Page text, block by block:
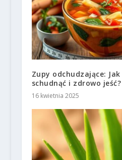
Zupy odchudzające:
schudnąć i zdrowo jeść?
16 kwietnia 2025